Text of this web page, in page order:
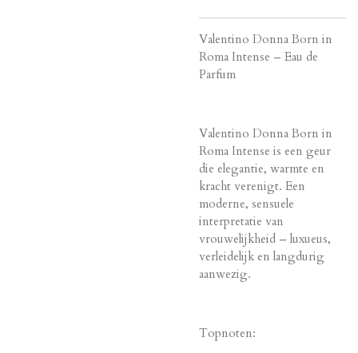
Valentino Donna Born in
Roma Intense – Eau de
Parfum
Valentino Donna Born in
Roma Intense is een geur
die elegantie, warmte en
kracht verenigt. Een
moderne, sensuele
interpretatie van
vrouwelijkheid – luxueus,
verleidelijk en langdurig
aanwezig.
Topnoten: